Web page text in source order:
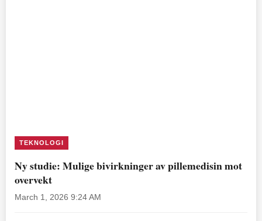
TEKNOLOGI
Ny studie: Mulige bivirkninger av pillemedisin mot
overvekt
March 1, 2026 9:24 AM